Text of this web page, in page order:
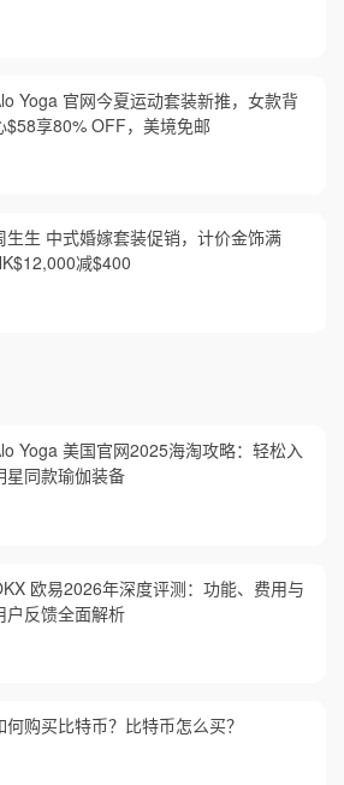
Yoga 官网今夏运动套装新推，女款背
$58享80% OFF，美境免邮
生生 中式婚嫁套装促销，计价金饰满
减$400
Yoga 美国官网2025海淘攻略：轻松入
星同款瑜伽装备
欧易2026年深度评测：功能、费用与
户反馈全面解析
何购买比特币？比特币怎么买？